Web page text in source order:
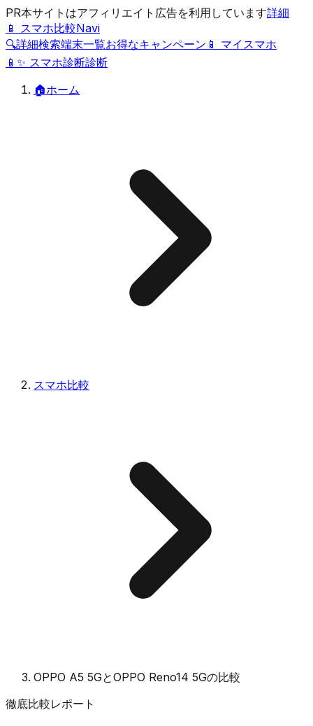
PR本サイトはアフィリエイト広告を利用しています詳細
📱 スマホ比較Navi
🔍詳細検索端末一覧お得なキャンペーン 📱 マイスマホ
📱 ✨ スマホ診断診断
🏠ホーム
スマホ比較
OPPO A5 5GとOPPO Reno14 5Gの比較
徹底比較レポート